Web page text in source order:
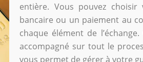
entière. Vous pouvez
bancaire ou un paiement au
chaque élément de
accompagné sur tout le
vous permet de gérer à votre